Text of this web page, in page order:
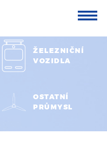
ŽELEZNIČNÍ
VOZIDLA
OSTATNÍ
PRŮMYSL